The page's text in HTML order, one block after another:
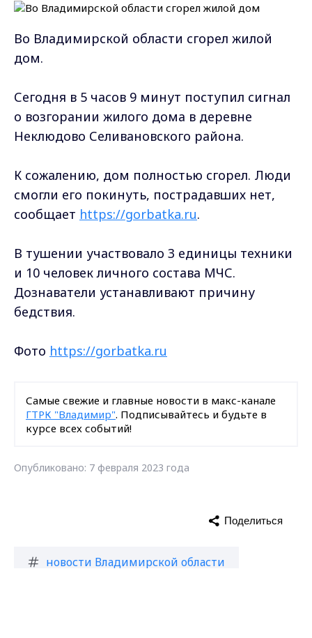
Во Владимирской области сгорел жилой
дом.
Сегодня в 5 часов 9 минут поступил сигнал
о возгорании жилого дома в деревне
Неклюдово Селивановского района.
К сожалению, дом полностью сгорел. Люди
смогли его покинуть, пострадавших нет,
сообщает https://gorbatka.ru.
В тушении участвовало 3 единицы техники
и 10 человек личного состава МЧС.
Дознаватели устанавливают причину
бедствия.
Фото https://gorbatka.ru
Самые свежие и главные новости в макс-канале
ГТРК "Владимир". Подписывайтесь и будьте в
курсе всех событий!
Опубликовано: 7 февраля 2023 года
новости Владимирской области
Поделиться